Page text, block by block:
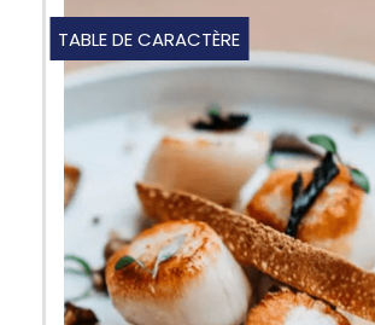
TABLE DE CARACTÈRE